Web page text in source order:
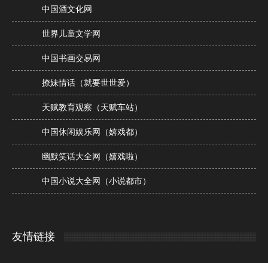
中国酒文化网
世界儿童文学网
中国书画交易网
撩妹情话（就要世世爱）
天赋教育观察（天赋车站）
中国休闲娱乐网（嬉戏都）
幽默笑话大全网（嬉戏啦）
中国小说大全网（小说都市）
友情链接